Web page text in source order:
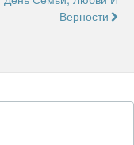
Верности